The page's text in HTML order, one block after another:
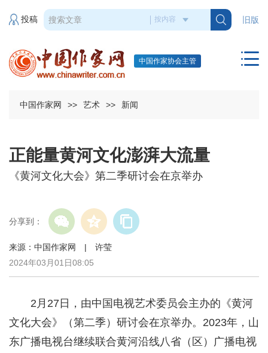
旧版
投稿
中国作家协会主管
中国作家网 >> 艺术 >> 新闻
正能量黄河文化澎湃大流量
《黄河文化大会》第二季研讨会在京举办
分享到：
来源：中国作家网 | 许莹
2024年03月01日08:05
2月27日，由中国电视艺术委员会主办的《黄河
文化大会》（第二季）研讨会在京举办。2023年，山
东广播电视台继续联合黄河沿线八省（区）广播电视